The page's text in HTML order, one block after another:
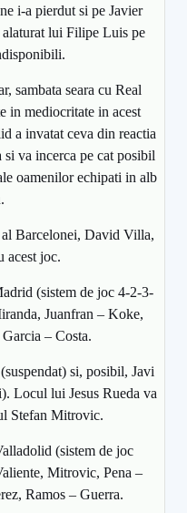
i-a pierdut si pe Javier
lui Filipe Luis pe
sambata seara cu Real
in mediocritate in acest
a invatat ceva din reactia
va incerca pe cat posibil
oamenilor echipati in alb
al Barcelonei, David Villa,
acest joc.
(sistem de joc 4-2-3-
Juanfran – Koke,
– Costa.
si, posibil, Javi
Locul lui Jesus Rueda va
Stefan Mitrovic.
(sistem de joc
Mitrovic, Pena –
Ramos – Guerra.